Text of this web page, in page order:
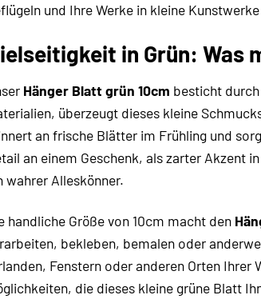
und Ihre Werke in kleine
in Grün: Was
Hänger Blatt grün 10cm besticht
überzeugt dieses kleine
an frische Blätter im Frühling und
an einem Geschenk, als zarter Akzent
wahrer Alleskönner.
handliche Größe von 10cm macht den
bekleben, bemalen oder
Fenstern oder anderen Orten
die dieses kleine grüne Blatt